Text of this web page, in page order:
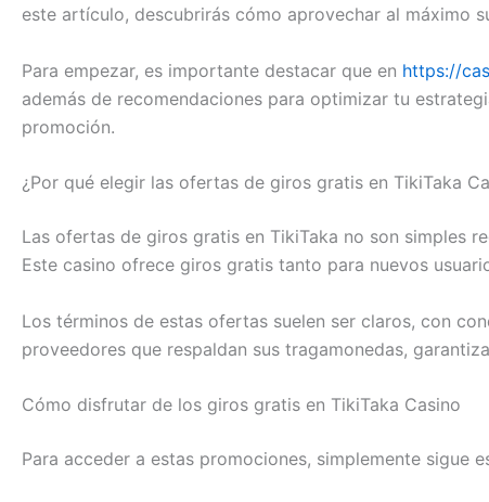
este artículo, descubrirás cómo aprovechar al máximo
Para empezar, es importante destacar que en https://
además de recomendaciones para optimizar tu
promoción.
¿Por qué elegir las ofertas de giros gratis en TikiTaka
Las ofertas de giros gratis en TikiTaka no son simples
Este casino ofrece giros gratis tanto para nuevos
Los términos de estas ofertas suelen ser claros, con
proveedores que respaldan sus tragamonedas,
Cómo disfrutar de los giros gratis en TikiTaka Casino
Para acceder a estas promociones, simplemente sigue